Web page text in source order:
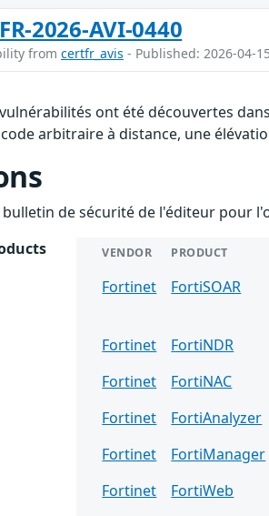
2026-AVI-0440
from certfr_avis - Published: 2026-04-
ont été découvertes
arbitraire à distance, une
de sécurité de l'éditeur pour
VENDOR PRODUCT
Fortinet FortiSOAR
Fortinet
FortiNDR
Fortinet
FortiNAC
Fortinet
FortiAnalyzer
Fortinet
FortiManager
Fortinet
FortiWeb